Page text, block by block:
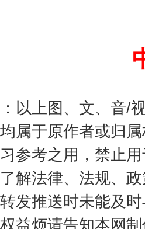
：以上图、文、音/
属于原作者或归
参考之用，禁止
解法律、法规、
发推送时未能及
益烦请告知本网
例”出炉！ 一纸欠